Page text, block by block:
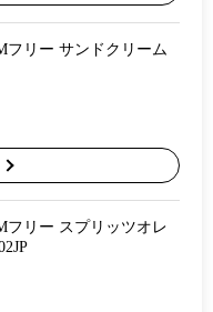
フリー サンドクリーム
フリー スプリッツオレ